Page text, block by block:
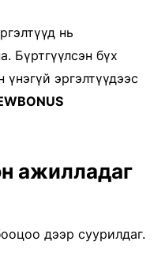
нь
Бүртгүүлсэн бүх
эргэлтүүдээс
ажилладаг
дээр суурилдаг.